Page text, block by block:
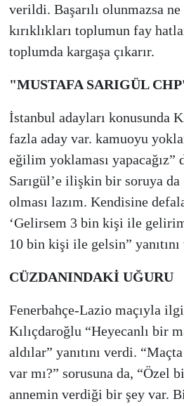
verildi. Başarılı olunmazsa
kırıklıkları toplumun fay
toplumda kargaşa çıkarır.
"MUSTAFA SARIGÜL
İstanbul adayları konusunda
fazla aday var. kamuoyu
eğilim yoklaması yapacağız”
Sarıgül’e ilişkin bir soruya
olması lazım. Kendisine
‘Gelirsem 3 bin kişi ile
10 bin kişi ile gelsin”
CÜZDANINDAKİ UĞURU
Fenerbahçe-Lazio maçıyla
Kılıçdaroğlu “Heyecanlı bir
aldılar” yanıtını verdi.
var mı?” sorusuna da, “Özel
annemin verdiği bir şey var.